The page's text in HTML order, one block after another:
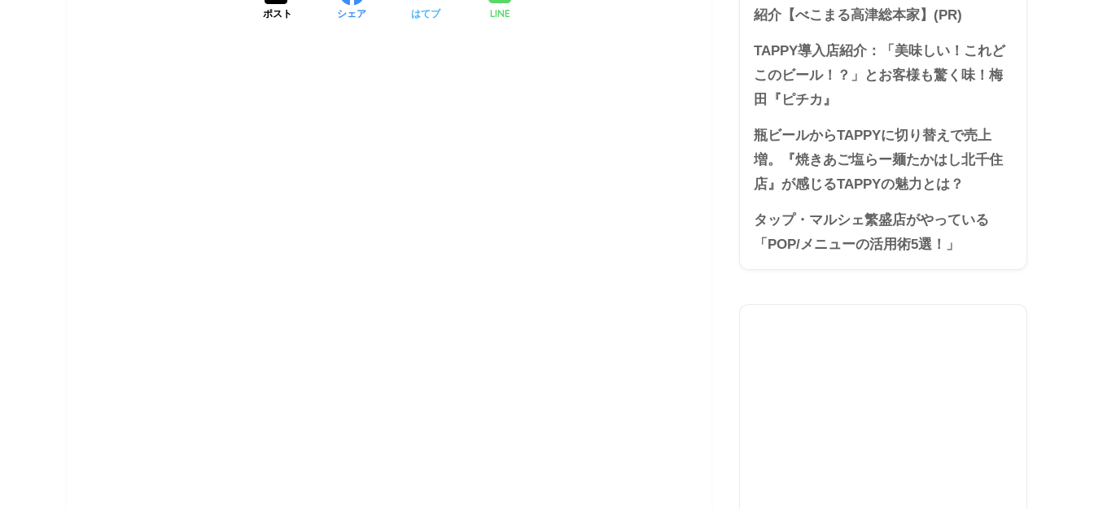
ポスト シェア はてブ LINE
紹介【べこまる高津総本家】(PR)
TAPPY導入店紹介：「美味しい！これど
このビール！？」とお客様も驚く味！梅
田『ピチカ』
瓶ビールからTAPPYに切り替えで売上
増。『焼きあご塩らー麺たかはし北千住
店』が感じるTAPPYの魅力とは？
タップ・マルシェ繁盛店がやっている
「POP/メニューの活用術5選！」